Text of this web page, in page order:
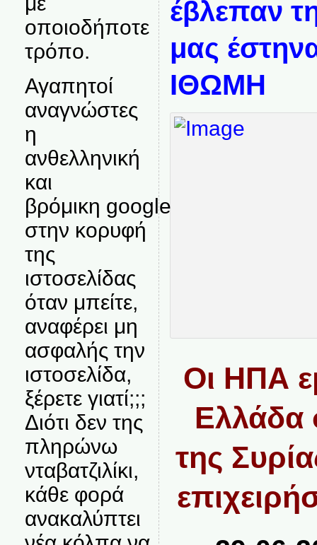
οποιοδήποτε
τρόπο.
Αγαπητοί
αναγνώστες
η
ανθελληνική
και
βρόμικη google
στην κορυφή
της
ιστοσελίδας
όταν μπείτε,
αναφέρει μη
ασφαλής την
ιστοσελίδα,
ξέρετε γιατί;;;
Διότι δεν της
πληρώνω
νταβατζιλίκι,
κάθε φορά
ανακαλύπτει
έβλεπαν
μας
ΙΘΩΜΗ
Οι HΠΑ
Ελλάδα
της